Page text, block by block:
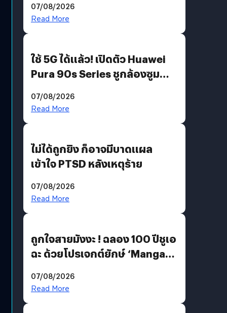
บริโภคและ B2B
07/08/2026
Read More
ใช้ 5G ได้แล้ว! เปิดตัว Huawei
Pura 90s Series ชูกล้องซูม
07/08/2026
Read More
ไม่ได้ถูกยิง ก็อาจมีบาดแผล
เข้าใจ PTSD หลังเหตุร้าย
07/08/2026
Read More
ถูกใจสายมังงะ ! ฉลอง 100 ปีชูเอ
ฉะ ด้วยโปรเจกต์ยักษ์ ‘Manga
มีภาษาไทยด้วย
07/08/2026
Read More